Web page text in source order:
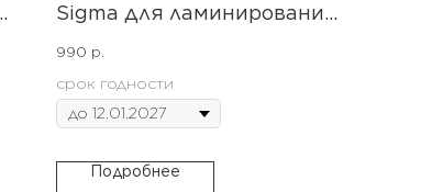
Sigma для ламинирования
990 р.
срок годности
Подробнее